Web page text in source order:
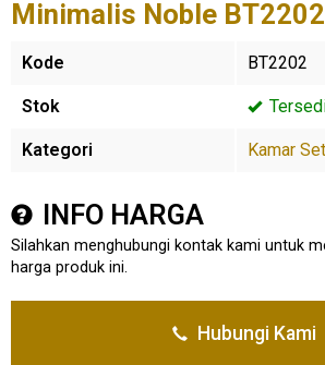
Minimalis Noble BT2202
Kode BT2202
Stok
Kategori Kamar
INFO HARGA
Silahkan menghubungi kontak kami untuk
harga produk ini.
Hubungi Kami